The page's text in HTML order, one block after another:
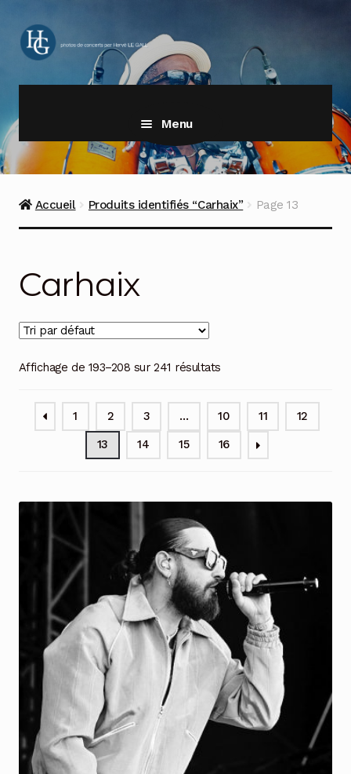
à
la
au
contenu
Menu
Accueil Produits identifiés “Carhaix” Page 13
Carhaix
Affichage de 193–208 sur 241 résultats
1 2 3 … 10 11 12
13 14 15 16